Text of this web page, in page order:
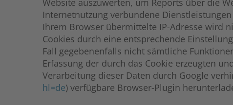
Internetnutzung verbundene
Ihrem Browser übermittelte IP-Adresse wird
Cookies durch eine entsprechende
Fall gegebenenfalls nicht sämtliche
Erfassung der durch das Cookie erzeugten
Verarbeitung dieser Daten durch Google
hl=de) verfügbare Browser-Plugin